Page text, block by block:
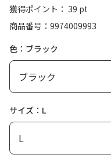
獲得ポイント： 39 pt
商品番号
9974009993
色：ブラック
サイズ：L